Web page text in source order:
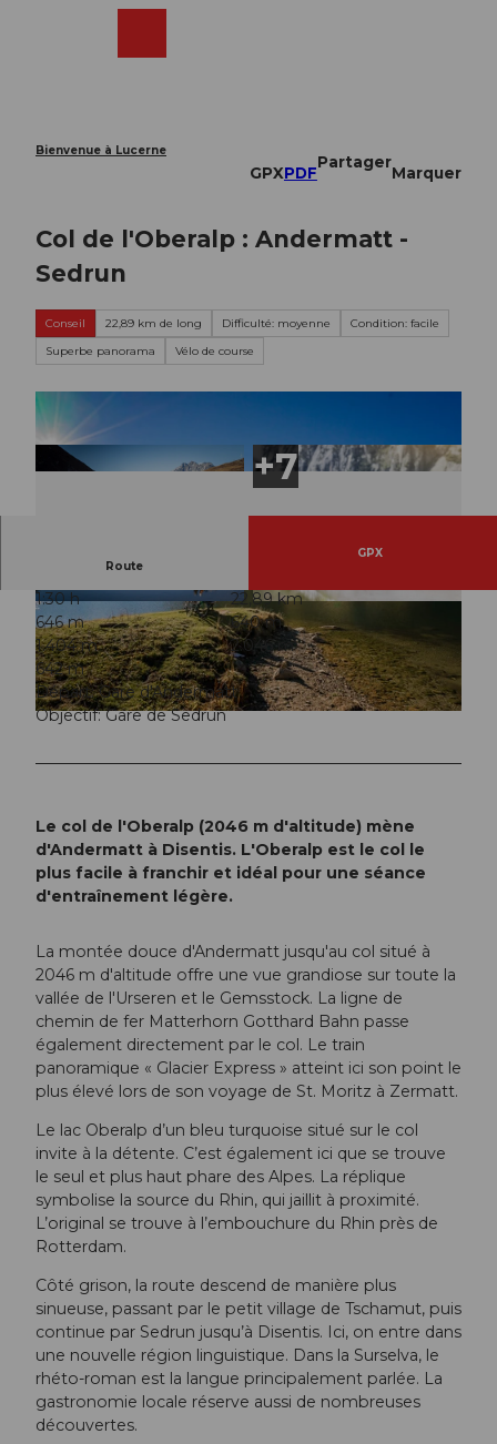
Bienvenue à Lucerne
GPXPDF
Partager
Marquer
Col de l'Oberalp : Andermatt -
Sedrun
Conseil 22,89 km de long Difficulté: moyenne
Condition: facile
Superbe panorama
Vélo de course
© Andermatt-Urserntal Tourismus GmbH, Ferienregion Andermatt
© Andermatt-Urserntal Tourismus GmbH, Ferie
nregion Andermatt
© Andermatt-Urserntal Tourismus GmbH, Ferie
Route
GPX
1:30 h
22,89 km
646 m
640 m
1.404 m
2.046 m
642 m
Départ: Gare d'Andermatt
Objectif: Gare de Sedrun
Le col de l'Oberalp (2046 m d'altitude) mène
d'Andermatt à Disentis. L'Oberalp est le col le
plus facile à franchir et idéal pour une séance
d'entraînement légère.
La montée douce d'Andermatt jusqu'au col situé à
2046 m d'altitude offre une vue grandiose sur toute la
vallée de l'Urseren et le Gemsstock. La ligne de
chemin de fer Matterhorn Gotthard Bahn passe
également directement par le col. Le train
panoramique « Glacier Express » atteint ici son point le
plus élevé lors de son voyage de St. Moritz à Zermatt.
Le lac Oberalp d’un bleu turquoise situé sur le col
invite à la détente. C’est également ici que se trouve
le seul et plus haut phare des Alpes. La réplique
symbolise la source du Rhin, qui jaillit à proximité.
L’original se trouve à l’embouchure du Rhin près de
Rotterdam.
Côté grison, la route descend de manière plus
sinueuse, passant par le petit village de Tschamut, puis
continue par Sedrun jusqu’à Disentis. Ici, on entre dans
une nouvelle région linguistique. Dans la Surselva, le
rhéto-roman est la langue principalement parlée. La
gastronomie locale réserve aussi de nombreuses
découvertes.